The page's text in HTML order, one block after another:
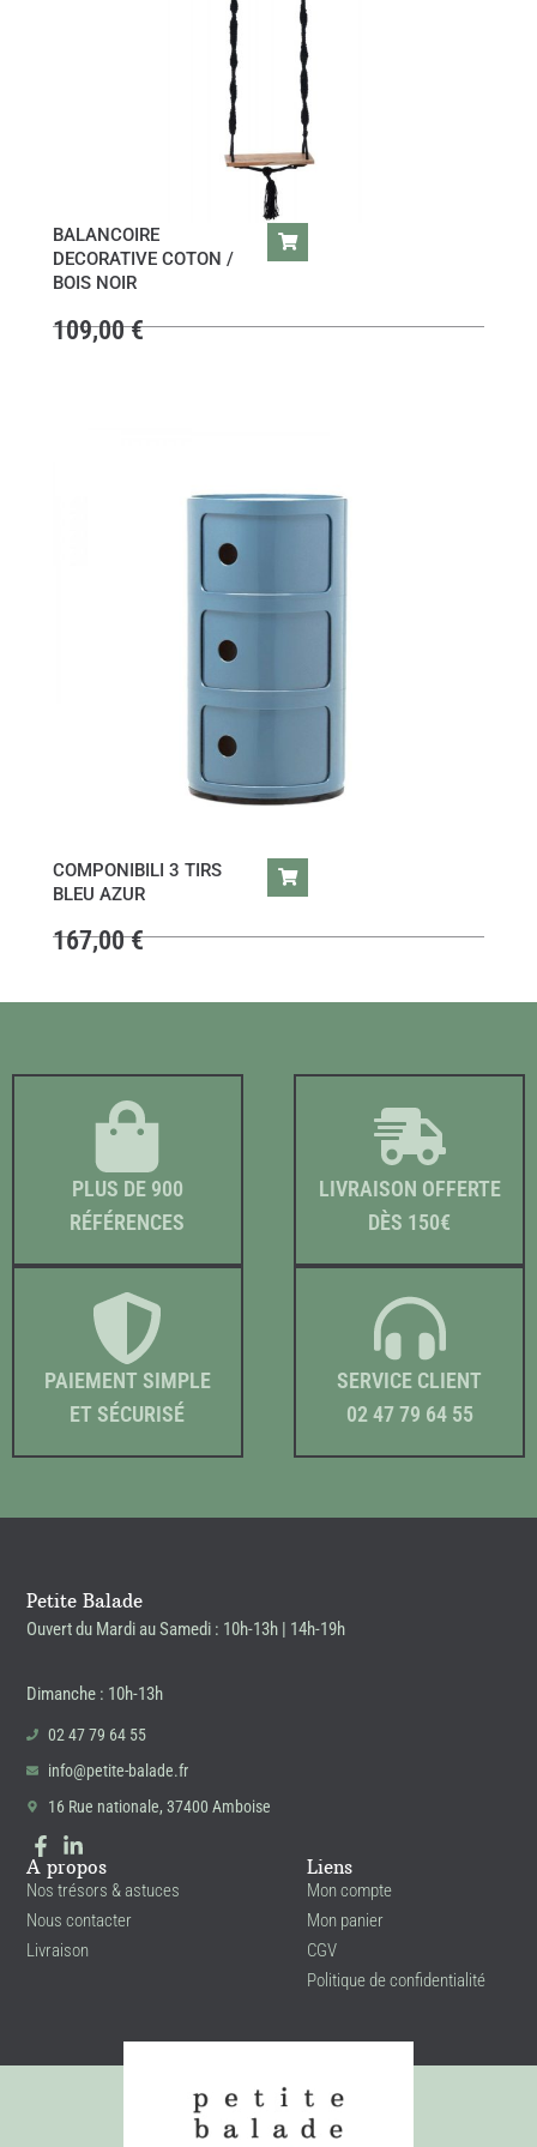
BALANCOIRE
DECORATIVE COTON /
BOIS NOIR
109,00€
COMPONIBILI 3 TIRS
BLEU AZUR
167,00€
PLUS DE 900
RÉFÉRENCES
LIVRAISON OFFERTE
DÈS 150€
PAIEMENT SIMPLE
ET SÉCURISÉ
SERVICE CLIENT
02 47 79 64 55
Petite Balade
Ouvert du Mardi au Samedi : 10h-13h | 14h-19h
Dimanche : 10h-13h
02 47 79 64 55
info@petite-balade.fr
16 Rue nationale, 37400 Amboise
A propos
Nos trésors & astuces
Nous contacter
Livraison
Liens
Mon compte
Mon panier
CGV
Politique de confidentialité